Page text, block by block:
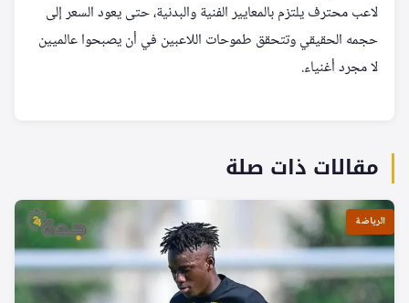
لاعب محترف يلتزم بالمعايير الفنية والبدنية، حتى يعود السعر إلى
حجمه الحقيقي وتتحقق طموحات اللاعبين في أن يصبحوا عالميين
لا مجرد أغنياء.
مقالات ذات صلة
الرياضة